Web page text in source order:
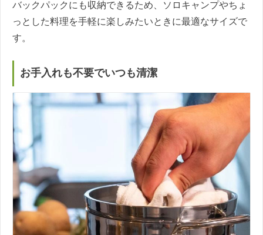
バックパックにも収納できるため、ソロキャンプやちょ
っとした料理を手軽に楽しみたいときに最適なサイズで
す。
お手入れも不要でいつも清潔